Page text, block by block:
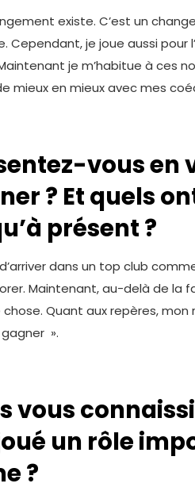
existe. C’est un
Cependant, je joue aussi
je m’habitue à ces
mieux en mieux avec mes
vous en
? Et quels
présent ?
dans un top club
Maintenant, au-delà de la
Quant aux repères,
».
vous
un rôle
?